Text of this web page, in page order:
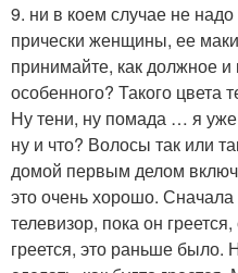
9. ни в коем случае не
прически женщины, ее
принимайте, как должное
особенного? Такого цвета
Ну тени, ну помада … я
ну и что? Волосы так или
домой первым делом
это очень хорошо. Сначала
телевизор, пока он
греется, это раньше было.